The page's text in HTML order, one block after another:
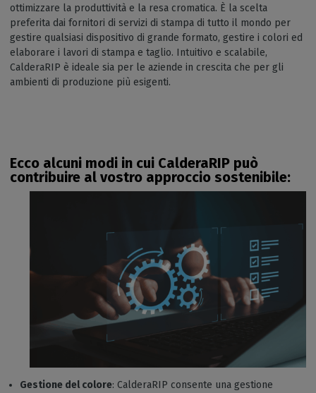
ottimizzare la produttività e la resa cromatica. È la scelta
preferita dai fornitori di servizi di stampa di tutto il mondo per
gestire qualsiasi dispositivo di grande formato, gestire i colori ed
elaborare i lavori di stampa e taglio. Intuitivo e scalabile,
CalderaRIP è ideale sia per le aziende in crescita che per gli
ambienti di produzione più esigenti.
Ecco alcuni modi in cui CalderaRIP può
contribuire al vostro approccio sostenibile:
Gestione del colore: CalderaRIP consente una gestione